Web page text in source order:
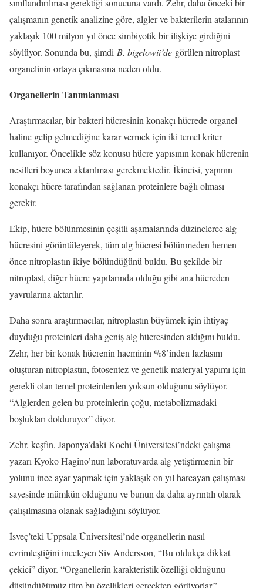
sınıflandırılması gerektiği sonucuna vardı. Zehr, daha önceki bir
çalışmanın genetik analizine göre, algler ve bakterilerin atalarının
yaklaşık 100 milyon yıl önce simbiyotik bir ilişkiye girdiğini
söylüyor. Sonunda bu, şimdi B. bigelowii’de görülen nitroplast
organelinin ortaya çıkmasına neden oldu.
Organellerin Tanımlanması
Araştırmacılar, bir bakteri hücresinin konakçı hücrede organel
haline gelip gelmediğine karar vermek için iki temel kriter
kullanıyor. Öncelikle söz konusu hücre yapısının konak hücrenin
nesilleri boyunca aktarılması gerekmektedir. İkincisi, yapının
konakçı hücre tarafından sağlanan proteinlere bağlı olması
gerekir.
Ekip, hücre bölünmesinin çeşitli aşamalarında düzinelerce alg
hücresini görüntüleyerek, tüm alg hücresi bölünmeden hemen
önce nitroplastın ikiye bölündüğünü buldu. Bu şekilde bir
nitroplast, diğer hücre yapılarında olduğu gibi ana hücreden
yavrularına aktarılır.
Daha sonra araştırmacılar, nitroplastın büyümek için ihtiyaç
duyduğu proteinleri daha geniş alg hücresinden aldığını buldu.
Zehr, her bir konak hücrenin hacminin %8’inden fazlasını
oluşturan nitroplastın, fotosentez ve genetik materyal yapımı için
gerekli olan temel proteinlerden yoksun olduğunu söylüyor.
“Alglerden gelen bu proteinlerin çoğu, metabolizmadaki
boşlukları dolduruyor” diyor.
Zehr, keşfin, Japonya’daki Kochi Üniversitesi’ndeki çalışma
yazarı Kyoko Hagino’nun laboratuvarda alg yetiştirmenin bir
yolunu ince ayar yapmak için yaklaşık on yıl harcayan çalışması
sayesinde mümkün olduğunu ve bunun da daha ayrıntılı olarak
çalışılmasına olanak sağladığını söylüyor.
İsveç’teki Uppsala Üniversitesi’nde organellerin nasıl
evrimleştiğini inceleyen Siv Andersson, “Bu oldukça dikkat
çekici” diyor. “Organellerin karakteristik özelliği olduğunu